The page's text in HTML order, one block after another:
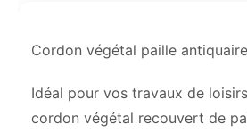
Cordon végétal paille
Idéal pour vos travaux de
cordon végétal recouvert de